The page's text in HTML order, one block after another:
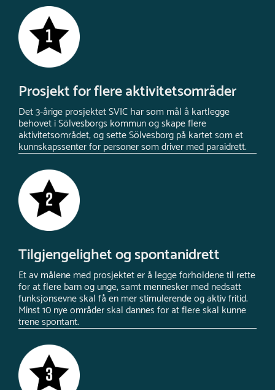
Prosjekt for flere aktivitetsområder
Det 3-årige prosjektet SVIC har som mål å kartlegge
behovet i Sölvesborgs kommun og skape flere
aktivitetsområdet, og sette Sölvesborg på kartet som et
kunnskapssenter for personer som driver med paraidrett.
Tilgjengelighet og spontanidrett
Et av målene med prosjektet er å legge forholdene til rette
for at flere barn og unge, samt mennesker med nedsatt
funksjonsevne skal få en mer stimulerende og aktiv fritid.
Minst 10 nye områder skal dannes for at flere skal kunne
trene spontant.